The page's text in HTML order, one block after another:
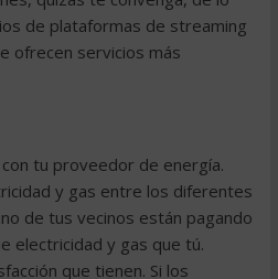
de plataformas de streaming
ofrecen servicios más
tu proveedor de energía.
y gas entre los diferentes
de tus vecinos están pagando
electricidad y gas que tú.
que tienen. Si los